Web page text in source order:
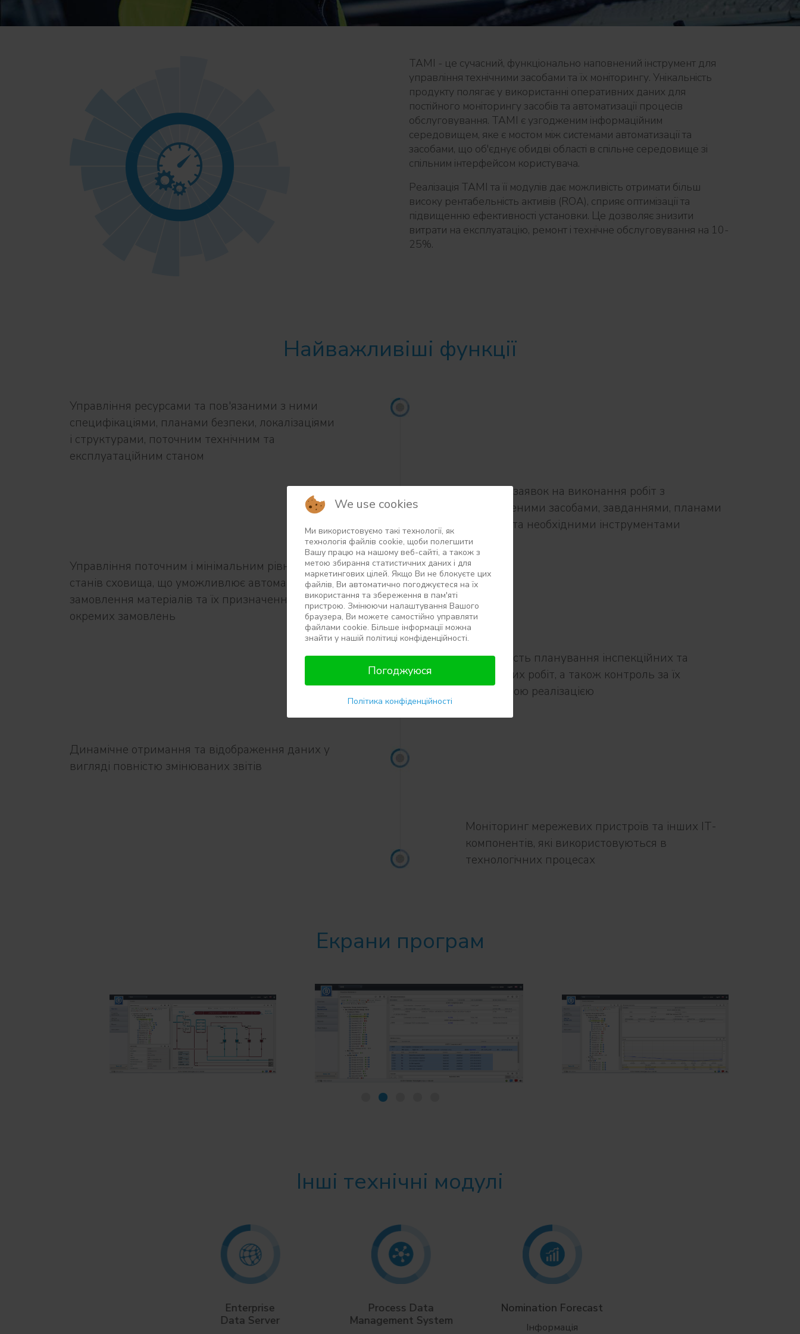
TAMI - це сучасний, функціонально наповнений інструмент для
управління технічними засобами та їх моніторингу. Унікальність
продукту полягає у використанні оперативних даних для
постійного моніторингу засобів та автоматизації процесів
обслуговування. TAMI є узгодженим інформаційним
середовищем, яке є мостом між системами автоматизації та
засобами, що об'єднує обидві області в спільне середовище зі
спільним інтерфейсом користувача.
Реалізація TAMI та її модулів дає можливість отримати більш
високу рентабельність активів (ROA), сприяє оптимізації та
підвищенню ефективності установки. Це дозволяє знизити
витрати на експлуатацію, ремонт і технічне обслуговування на 10-
25%.
Найважливіші функції
Управління ресурсами та пов'язаними з ними
специфікаціями, планами безпеки, локалізаціями
і структурами, поточним технічним та
експлуатаційним станом
Обробка заявок на виконання робіт з
призначеними засобами, завданнями, планами
безпеки та необхідними інструментами
Управління поточним і мінімальним рівнем
станів сховища, що уможливлює автоматичне
замовлення матеріалів та їх призначення до
окремих замовлень
Можливість планування інспекційних та
ремонтних робіт, а також контроль за їх
подальшою реалізацією
Динамічне отримання та відображення даних у
вигляді повністю змінюваних звітів
Моніторинг мережевих пристроїв та інших ІТ-
компонентів, які використовуються в
технологічних процесах
Екрани програм
Інші технічні модулі
Enterprise
Data Server
Process Data
Management System
Nomination Forecast
Інформація
We use cookies
Ми використовуємо такі технології, як
технологія файлів сookie, щоби полегшити
Вашу працю на нашому веб-сайті, а також з
метою збирання статистичних даних і для
маркетингових цілей. Якщо Ви не блокуєте цих
файлів, Ви автоматично погоджуєтеся на їх
використання та збереження в пам'яті
пристрою. Змінюючи налаштування Вашого
браузера, Ви можете самостійно управляти
файлами cookie. Більше інформації можна
знайти у нашій політиці конфіденційності.
Погоджуюся
Політика конфіденційності